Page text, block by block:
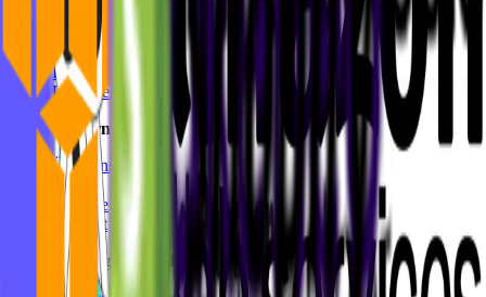
Services
Technologien
Projekte
Branchen
Unser Unternehmen
Über uns
Blog
Karriere
Kontakt
Unsere Erfolgsgeschichten